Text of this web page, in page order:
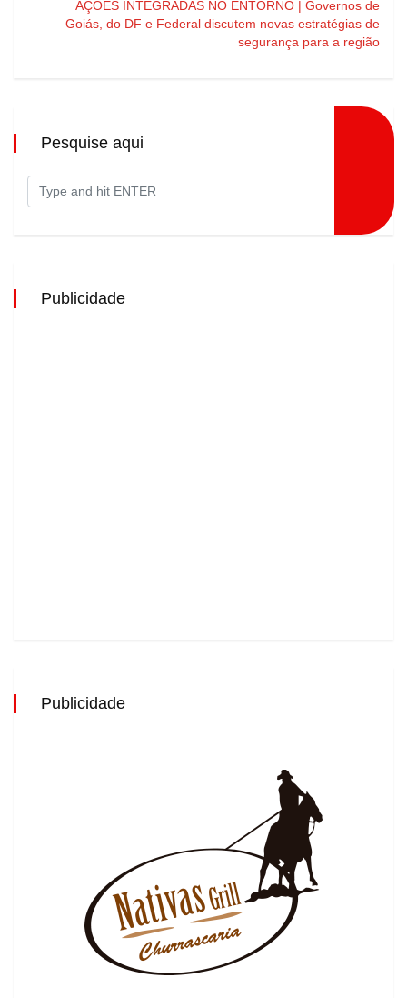
AÇÕES INTEGRADAS NO ENTORNO | Governos de
Goiás, do DF e Federal discutem novas estratégias de
segurança para a região
Pesquise aqui
Publicidade
Publicidade